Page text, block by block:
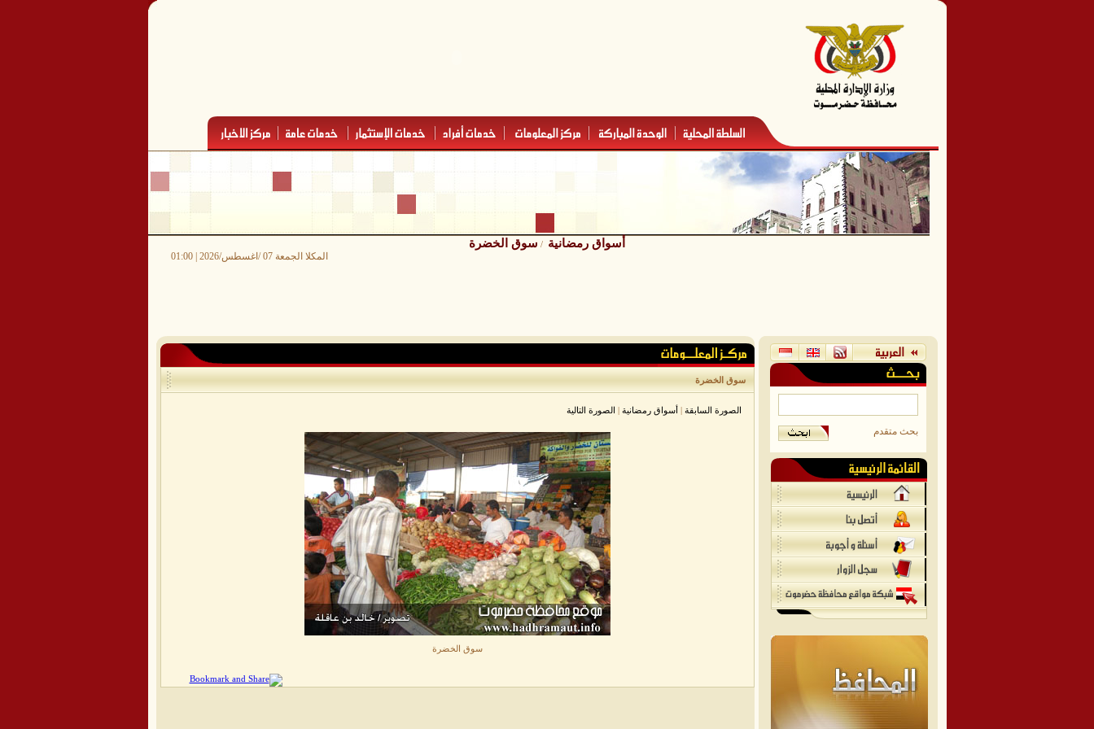
أسواق رمضانية / سوق الخضرة
المكلا الجمعة 07 /اغسطس/2026 | 01:00
سوق الخضرة
الصورة السابقة |أسواق رمضانية | الصورة التالية
سوق الخضرة
بحث متقدم